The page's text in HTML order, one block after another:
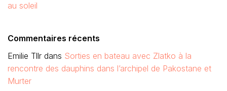
au soleil
Commentaires récents
Emilie Tllr dans Sorties en bateau avec Zlatko à la
rencontre des dauphins dans l’archipel de Pakostane et
Murter